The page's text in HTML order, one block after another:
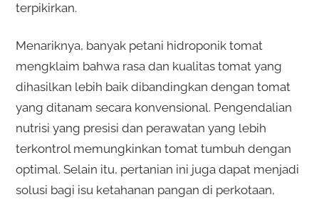
terpikirkan.
Menariknya, banyak petani hidroponik tomat
mengklaim bahwa rasa dan kualitas tomat yang
dihasilkan lebih baik dibandingkan dengan tomat
yang ditanam secara konvensional. Pengendalian
nutrisi yang presisi dan perawatan yang lebih
terkontrol memungkinkan tomat tumbuh dengan
optimal. Selain itu, pertanian ini juga dapat menjadi
solusi bagi isu ketahanan pangan di perkotaan,